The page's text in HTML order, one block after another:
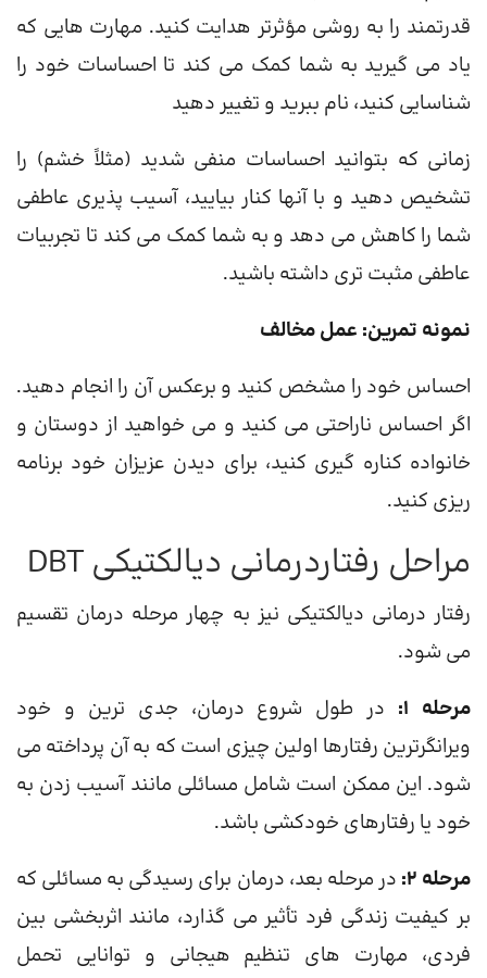
قدرتمند را به روشی مؤثرتر هدایت کنید. مهارت هایی که
یاد می گیرید به شما کمک می کند تا احساسات خود را
شناسایی کنید، نام ببرید و تغییر دهید
زمانی که بتوانید احساسات منفی شدید (مثلاً خشم) را
تشخیص دهید و با آنها کنار بیایید، آسیب پذیری عاطفی
شما را کاهش می دهد و به شما کمک می کند تا تجربیات
عاطفی مثبت تری داشته باشید.
نمونه تمرین: عمل مخالف
احساس خود را مشخص کنید و برعکس آن را انجام دهید.
اگر احساس ناراحتی می کنید و می خواهید از دوستان و
خانواده کناره گیری کنید، برای دیدن عزیزان خود برنامه
ریزی کنید.
مراحل رفتاردرمانی دیالکتیکی DBT
رفتار درمانی دیالکتیکی نیز به چهار مرحله درمان تقسیم
می شود.
مرحله 1:
در طول شروع درمان، جدی ترین و خود
ویرانگرترین رفتارها اولین چیزی است که به آن پرداخته می
شود. این ممکن است شامل مسائلی مانند آسیب زدن به
خود یا رفتارهای خودکشی باشد.
مرحله 2:
در مرحله بعد، درمان برای رسیدگی به مسائلی که
بر کیفیت زندگی فرد تأثیر می گذارد، مانند اثربخشی بین
فردی، مهارت های تنظیم هیجانی و توانایی تحمل